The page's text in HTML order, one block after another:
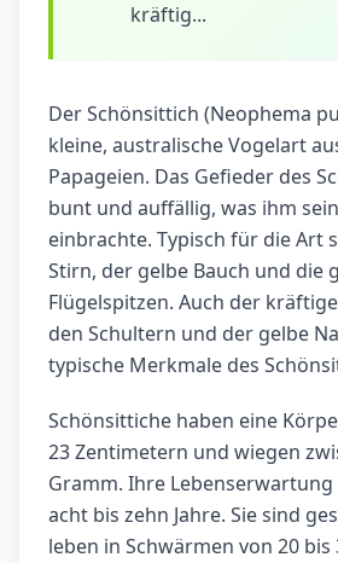
kräftig...
Der Schönsittich (Neophema
kleine, australische Vogelart
Papageien. Das Gefieder des
bunt und auffällig, was ihm
einbrachte. Typisch für die Art
Stirn, der gelbe Bauch und die
Flügelspitzen. Auch der
den Schultern und der gelbe
typische Merkmale des
Schönsittiche haben eine
23 Zentimetern und wiegen
Gramm. Ihre
acht bis zehn Jahre. Sie sind
leben in Schwärmen von 20 bis